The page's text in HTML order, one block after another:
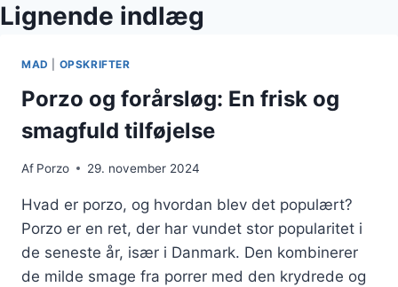
Lignende indlæg
MAD OPSKRIFTER
Porzo og forårsløg: En frisk og
smagfuld tilføjelse
Af Porzo 29. november 2024
Hvad er porzo, og hvordan blev det populært?
Porzo er en ret, der har vundet stor popularitet i
de seneste år, især i Danmark. Den kombinerer
de milde smage fra porrer med den krydrede og